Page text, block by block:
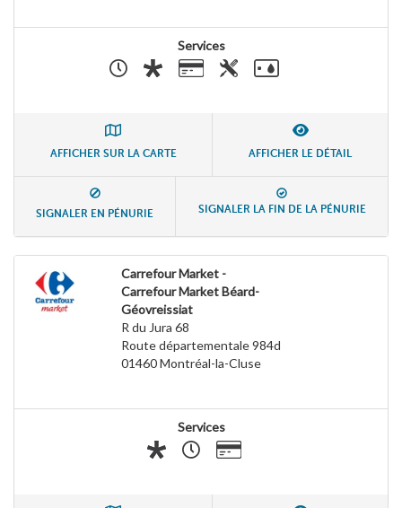
Services
AFFICHER SUR LA CARTE AFFICHER LE DÉTAIL
SIGNALER EN PÉNURIE SIGNALER LA FIN DE LA PÉNURIE
Carrefour Market -
Carrefour Market Béard-
Géovreissiat
R du Jura 68
Route départementale 984d
01460Montréal-la-Cluse
Services